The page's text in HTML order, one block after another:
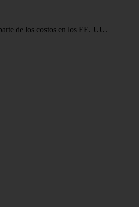
de los costos en los EE. UU.